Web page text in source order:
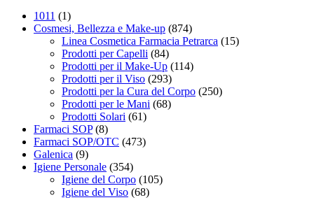
1011 (1)
Cosmesi, Bellezza e Make-up (874)
Linea Cosmetica Farmacia Petrarca (15)
Prodotti per Capelli (84)
Prodotti per il Make-Up (114)
Prodotti per il Viso (293)
Prodotti per la Cura del Corpo (250)
Prodotti per le Mani (68)
Prodotti Solari (61)
Farmaci SOP (8)
Farmaci SOP/OTC (473)
Galenica (9)
Igiene Personale (354)
Igiene del Corpo (105)
Igiene del Viso (68)